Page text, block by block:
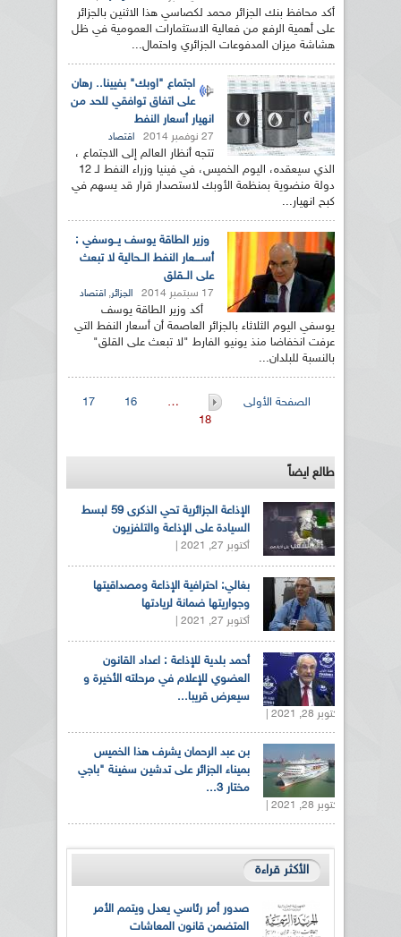
أكد محافظ بنك الجزائر محمد لكصاسي هذا الاثنين بالجزائر
على أهمية الرفع من فعالية الاستثمارات العمومية في ظل
هشاشة ميزان المدفوعات الجزائري واحتمال...
اجتماع "اوبك" بفيينا.. رهان
على اتفاق توافقي للحد من
انهيار أسعار النفط
27 نوفمبر 2014 اقتصاد
تتجه أنظار العالم إلى الاجتماع ،
الذي سيعقده، اليوم الخميس، في فينيا وزراء النفط لـ 12
دولة منضوية بمنظمة الأوبك لاستصدار قرار قد يسهم في
كبح انهيار...
وزير الطاقة يوسف يــوسفي :
أســــعار النفط الــحالية لا تبعث
على الــقلق
17 سبتمبر 2014 الجزائر, اقتصاد
أكد وزير الطاقة يوسف
يوسفي اليوم الثلاثاء بالجزائر العاصمة أن أسعار النفط التي
عرفت انخفاضا منذ يونيو الفارط "لا تبعث على القلق"
بالنسبة للبلدان...
الصفحات
الصفحة الأولى …
16
17
18
طالع ايضاً
الإذاعة الجزائرية تحي الذكرى 59 لبسط
السيادة على الإذاعة والتلفزيون
أكتوبر 27, 2021 |
بغالي: احترافية الإذاعة ومصداقيتها
وجواريتها ضمانة لريادتها
أكتوبر 27, 2021 |
أحمد بلدية للإذاعة : اعداد القانون
العضوي للإعلام في مرحلته الأخيرة و
سيعرض قريبا...
أكتوبر 28, 2021 |
بن عبد الرحمان يشرف هذا الخميس
بميناء الجزائر على تدشين سفينة "باجي
مختار 3...
أكتوبر 28, 2021 |
الأكثر قراءة
صدور أمر رئاسي يعدل ويتمم الأمر
المتضمن قانون المعاشات